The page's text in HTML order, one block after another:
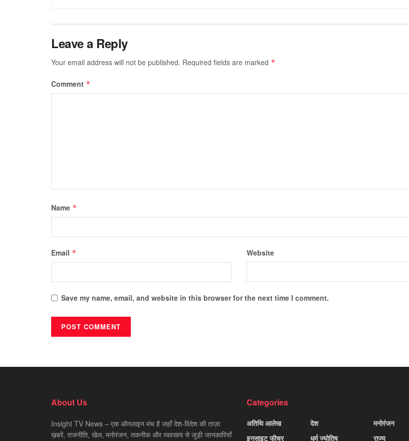
Leave a Reply
Your email address will not be published. Required fields are marked *
Comment *
Name *
Email * Website
Save my name, email, and website in this browser for the next time I comment.
About Us
Insight TV News – एक ऑनलाइन मंच है जहाँ देश-विदेश की ताज़ा
ख़बरें, राजनीति, खेल, मनोरंजन, तकनीक और व्यवसाय से जुड़ी जानकारियाँ
Categories
अतिथि आलेख
इनसाइट फीचर
देश
धर्म ज्योतिष
मनोरंजन
राज्य